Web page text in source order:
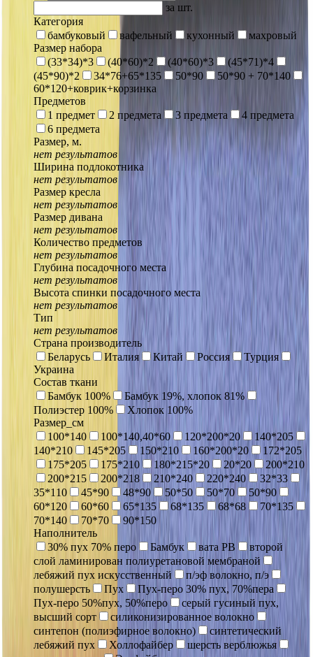
за шт.
Категория
бамбуковый
вафельный кухонный
махровый
Размер набора
(33*34)*3
(40*60)*2 (40*60)*3
(45*71)*4
(45*90)*2
34*76+65*135 50*90
50*90 + 70*140
60*120+коврик+корзинка
Предметов
1 предмет
2 предмета 3 предмета
4 предмета
6 предмета
Размер, м.
нет результатов
Ширина подлокотника
нет результатов
Размер кресла
нет результатов
Размер дивана
нет результатов
Количество предметов
нет результатов
Глубина посадочного места
нет результатов
Высота спинки посадочного места
нет результатов
Тип
нет результатов
Страна производитель
Беларусь
Италия Китай Россия
Турция
Украина
Состав ткани
Бамбук 100%
Бамбук 19%, хлопок 81%
Полиэстер 100%
Хлопок 100%
Размер_см
100*140
100*140,40*60 120*200*20
140*205
140*210
145*205 150*210 160*200*20
172*205
175*205
175*210 180*215*20 20*20
200*210
200*215
200*218 210*240 220*240
32*33
35*110
45*90 48*90 50*50 50*70
50*90
60*120
60*60 65*135 68*135 68*68
70*135
70*140
70*70
90*150
Наполнитель
30% пух 70% перо
Бамбук вата РВ
второй
слой ламинирован полиуретановой мембраной
лебяжий пух искусственный
п/эф волокно, п/э
полушерсть
Пух
Пух-перо 30% пух, 70%пера
Пух-перо 50%пух, 50%перо
серый гусиный пух,
высший сорт
силиконизированное волокно
синтепон (полиэфирное волокно)
синтетический
лебяжий пух
Холлофайбер
шерсть верблюжья